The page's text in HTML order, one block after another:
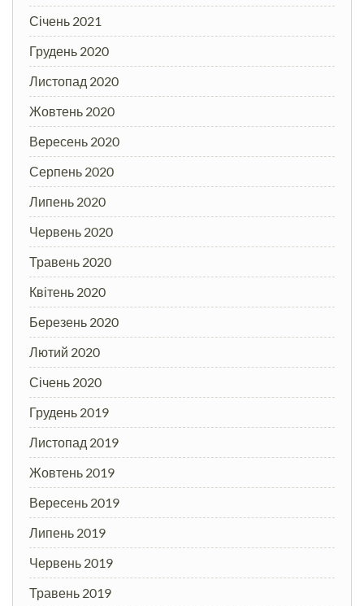
Січень 2021
Грудень 2020
Листопад 2020
Жовтень 2020
Вересень 2020
Серпень 2020
Липень 2020
Червень 2020
Травень 2020
Квітень 2020
Березень 2020
Лютий 2020
Січень 2020
Грудень 2019
Листопад 2019
Жовтень 2019
Вересень 2019
Липень 2019
Червень 2019
Травень 2019